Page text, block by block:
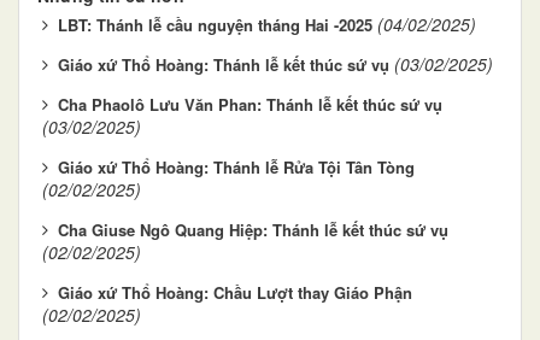
LBT: Thánh lễ cầu nguyện tháng Hai -2025 (04/02/2025)
Giáo xứ Thổ Hoàng: Thánh lễ kết thúc sứ vụ (03/02/2025)
Cha Phaolô Lưu Văn Phan: Thánh lễ kết thúc sứ vụ
(03/02/2025)
Giáo xứ Thổ Hoàng: Thánh lễ Rửa Tội Tân Tòng
(02/02/2025)
Cha Giuse Ngô Quang Hiệp: Thánh lễ kết thúc sứ vụ
(02/02/2025)
Giáo xứ Thổ Hoàng: Chầu Lượt thay Giáo Phận
(02/02/2025)